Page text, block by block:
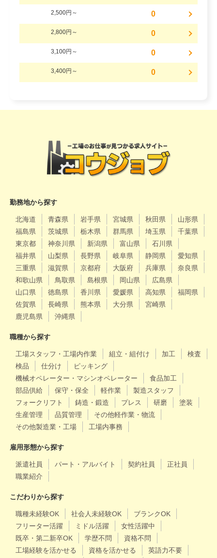
2,500円～ 0
2,800円～ 0
3,100円～ 0
3,400円～ 0
勤務地から探す
北海道 青森県 岩手県 宮城県 秋田県
山形県
福島県
茨城県 栃木県 群馬県 埼玉県
千葉県
東京都
神奈川県 新潟県 富山県
石川県
福井県
山梨県 長野県 岐阜県 静岡県
愛知県
三重県
滋賀県 京都府 大阪府 兵庫県
奈良県
和歌山県
鳥取県 島根県 岡山県
広島県
山口県
徳島県 香川県 愛媛県 高知県
福岡県
佐賀県
長崎県 熊本県 大分県
宮崎県
鹿児島県
沖縄県
職種から探す
工場スタッフ・工場内作業 組立・組付け 加工
検査
検品
仕分け
ピッキング
機械オペレーター・マシンオペレーター
食品加工
部品供給
保守・保全 軽作業
製造スタッフ
フォークリフト
鋳造・鍛造 プレス 研磨
塗装
生産管理
品質管理
その他軽作業・物流
その他製造業・工場
工場内事務
雇用形態から探す
派遣社員 パート・アルバイト 契約社員
正社員
職業紹介
こだわりから探す
職種未経験OK 社会人未経験OK
ブランクOK
フリーター活躍
ミドル活躍
女性活躍中
既卒・第二新卒OK
学歴不問
資格不問
工場経験を活かせる
資格を活かせる
英語力不要